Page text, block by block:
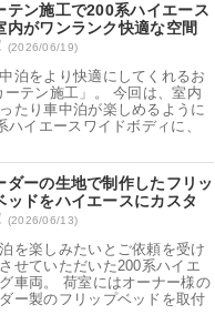
テン施工で200系ハイエース
内がワンランク快適な空間
(2026/06/19)
泊をより快適にしてくれるお
テン施工」。 今回は、室内
たり車中泊が楽しめるように
ハイエースワイドボディに、
ダーの生地で制作したフリッ
ッドをハイエースにカスタ
(2026/06/13)
を楽しみたいとご依頼を受け
せていただいた200系ハイエ
車両。 荷室にはオーナー様の
ー製のフリップベッドを取付